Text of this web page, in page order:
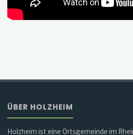
ÜBER HOLZHEIM
Holzheim ist eine Ortsgemeinde im